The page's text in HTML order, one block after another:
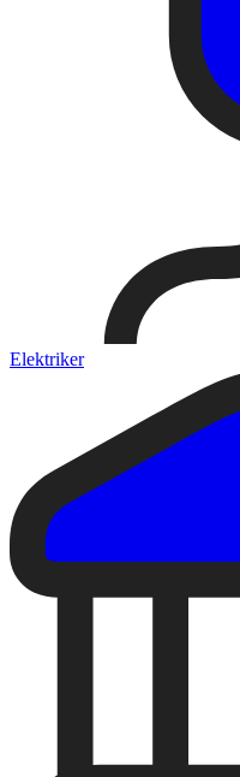
Elektriker